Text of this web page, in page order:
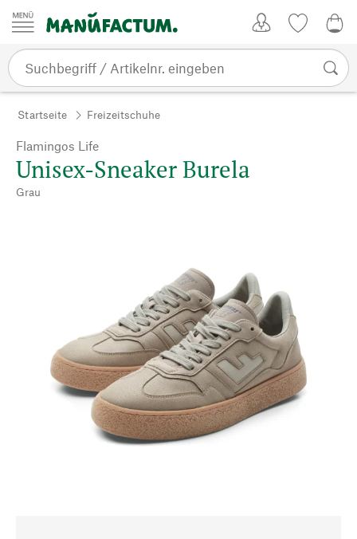
Zum Inhalt springen
Startseite Freizeitschuhe
Flamingos Life
Unisex-Sneaker Burela
Grau